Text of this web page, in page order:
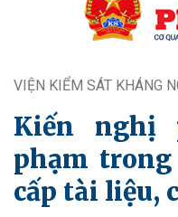
VIỆN KIỂM SÁT KHÁNG
Kiến nghị
phạm
cấp tài liệu,